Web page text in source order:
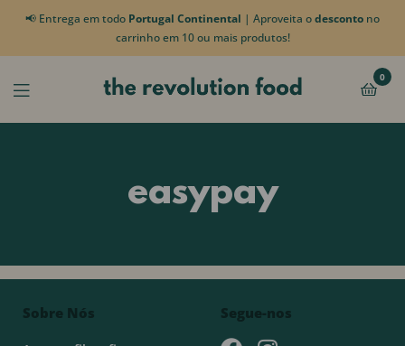
📢 Entrega em todo Portugal Continental | Aproveita odesconto no
carrinho em 10 ou mais produtos!
0
easypay
Sobre Nós Segue-nos